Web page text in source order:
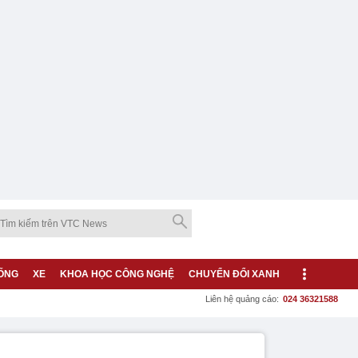
XE KHOA HỌC CÔNG NGHỆ CHUYỂN ĐỔI XANH
Liên hệ quảng cáo: 024 36321588